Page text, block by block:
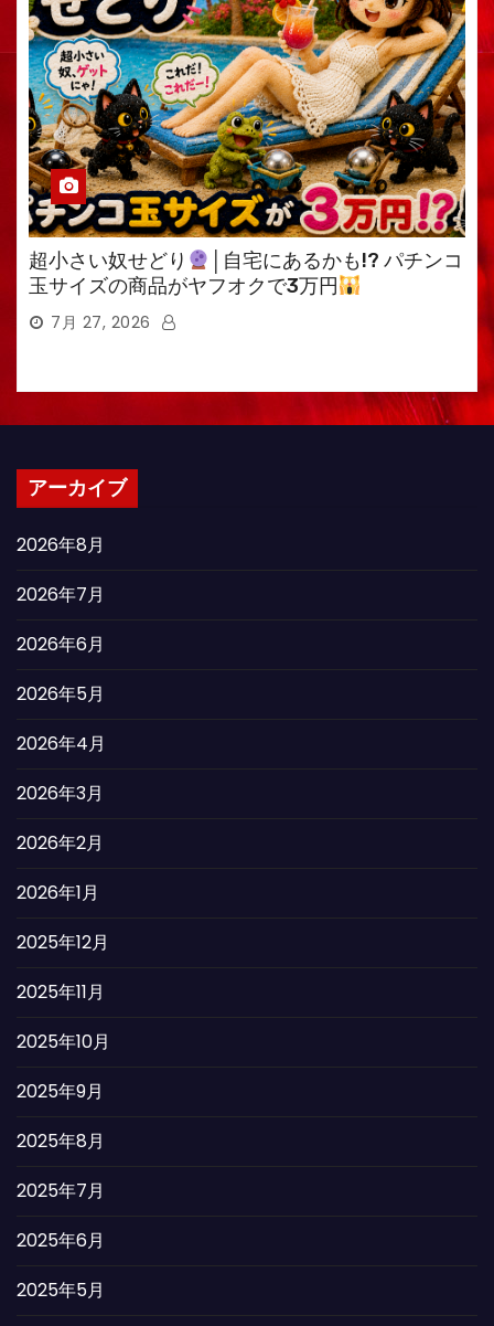
超小さい奴せどり
│自宅にあるかも!? パチンコ
玉サイズの商品がヤフオクで3万円
7月 27, 2026
アーカイブ
2026年8月
2026年7月
2026年6月
2026年5月
2026年4月
2026年3月
2026年2月
2026年1月
2025年12月
2025年11月
2025年10月
2025年9月
2025年8月
2025年7月
2025年6月
2025年5月